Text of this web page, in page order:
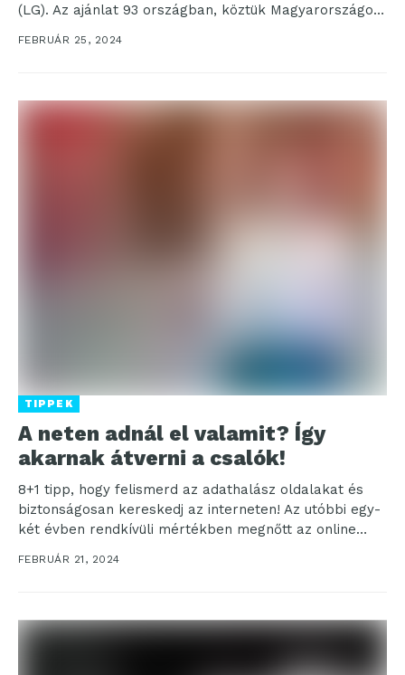
(LG). Az ajánlat 93 országban, köztük Magyarországon
is érvényes...
FEBRUÁR 25, 2024
TIPPEK
A neten adnál el valamit? Így
akarnak átverni a csalók!
8+1 tipp, hogy felismerd az adathalász oldalakat és
biztonságosan kereskedj az interneten! Az utóbbi egy-
két évben rendkívüli mértékben megnőtt az online
csalások volumene...
FEBRUÁR 21, 2024